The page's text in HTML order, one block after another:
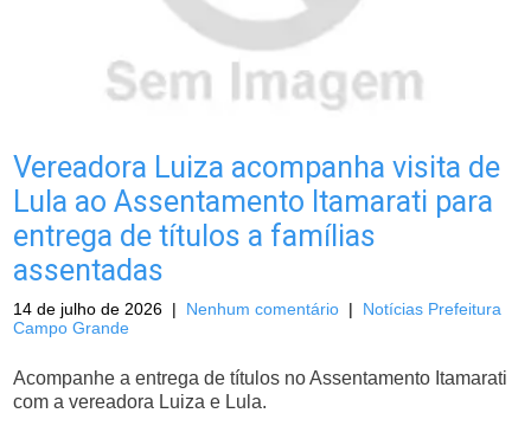
Vereadora Luiza acompanha visita de
Lula ao Assentamento Itamarati para
entrega de títulos a famílias
assentadas
14 de julho de 2026 | Nenhum comentário | Notícias Prefeitura
Campo Grande
Acompanhe a entrega de títulos no Assentamento Itamarati
com a vereadora Luiza e Lula.